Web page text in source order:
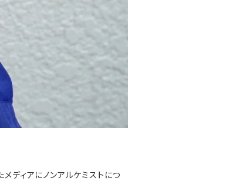
ディアにノンアルケミストにつ